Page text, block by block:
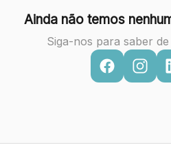
Ainda não temos
Siga-nos para saber